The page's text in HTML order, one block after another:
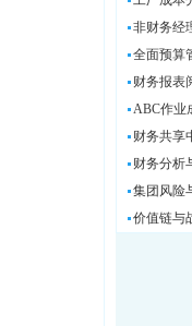
非财务经
全面预算
财务报表
ABC作业
财务共享
财务分析
集团风险
价值链与